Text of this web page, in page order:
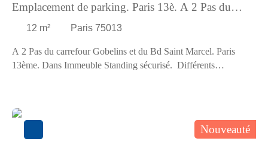
Emplacement de parking. Paris 13è. A 2 Pas du
carrefour Gobelins. Facile d'accès
12 m² Paris 75013
A 2 Pas du carrefour Gobelins et du Bd Saint Marcel. Paris
13ème. Dans Immeuble Standing sécurisé. Différents
10,00 Euros de provisions pour charges (régularisation
annuelle). Dépôt de garantie : 170,00 Euros. Honoraires charge
Nouveauté